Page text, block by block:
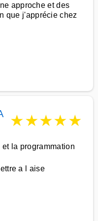
approche et des
que j'apprécie chez
★★★★★
la programmation
a l aise